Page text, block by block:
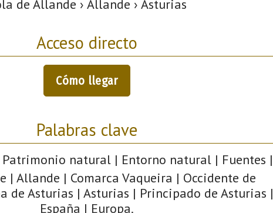
de Allande › Allande › Asturias
Acceso directo
Cómo llegar
Palabras clave
Patrimonio natural | Entorno natural | Fuentes |
| Allande | Comarca Vaqueira | Occidente de
de Asturias | Asturias | Principado de Asturias |
España | Europa.